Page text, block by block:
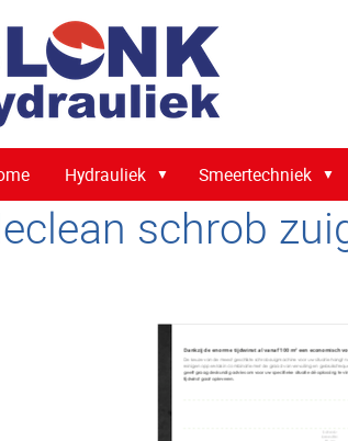
Hydrauliek Smeertechniek
schrob